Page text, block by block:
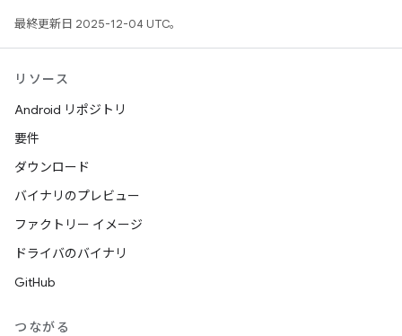
最終更新日 2025-12-04 UTC。
リソース
Android リポジトリ
要件
ダウンロード
バイナリのプレビュー
ファクトリー イメージ
ドライバのバイナリ
GitHub
つながる